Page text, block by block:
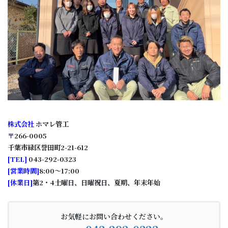
株式会社 ホマレ管工
〒266-0005
千葉市緑区誉田町2-21-612
[TEL] 043-292-0323
[営業時間]8:00～17:00
[休業日]第2・4土曜日、日曜祝日、夏期、年末年始
お気軽にお問い合わせください。